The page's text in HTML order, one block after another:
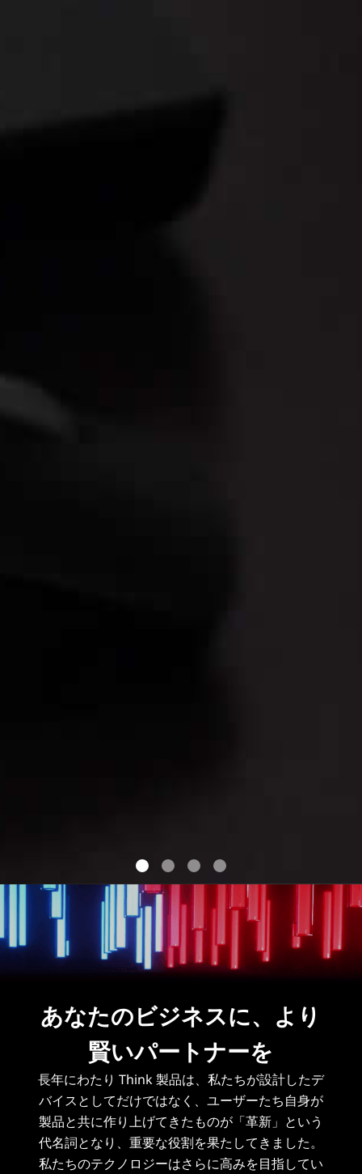
あなたのビジネスに、より
賢いパートナーを
長年にわたり Think 製品は、私たちが設計したデ
バイスとしてだけではなく、ユーザーたち自身が
製品と共に作り上げてきたものが「革新」という
代名詞となり、重要な役割を果たしてきました。
私たちのテクノロジーはさらに高みを目指してい